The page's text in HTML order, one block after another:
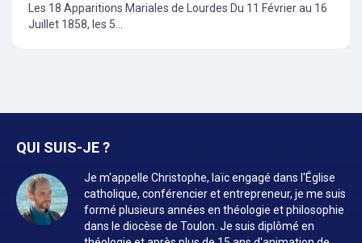
Les 18 Apparitions Mariales de Lourdes Du 11 Février au 16
Juillet 1858, les 5...
QUI SUIS-JE ?
Je m'appelle Christophe, laïc engagé dans l'Église
catholique, conférencier et entrepreneur, je me suis
formé plusieurs années en théologie et philosophie
dans le diocèse de Toulon. Je suis diplômé en